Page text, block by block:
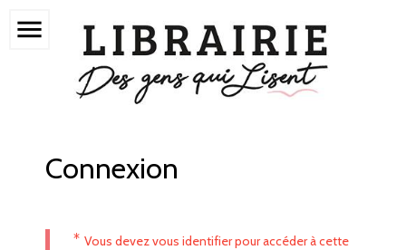
menu
Connexion
* Vous devez vous identifier pour accéder à cette